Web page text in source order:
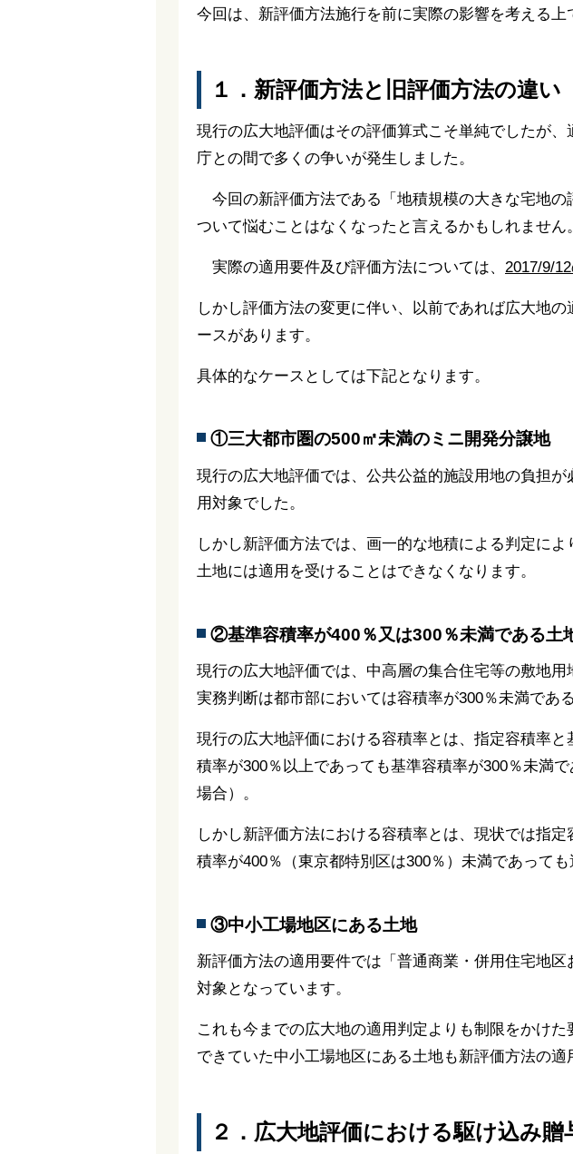
今回は、新評価方法施行を前に実際の影響を考える
１．新評価方法と旧評価方法の違い
現行の広大地評価はその評価算式こそ単純でしたが
庁との間で多くの争いが発生しました。
今回の新評価方法である「地積規模の大きな宅地
ついて悩むことはなくなったと言えるかもしれません。
実際の適用要件及び評価方法については、 2017/9/
しかし評価方法の変更に伴い、以前であれば広大地
ースがあります。
具体的なケースとしては下記となります。
①三大都市圏の500㎡未満のミニ開発分譲地
現行の広大地評価では、公共公益的施設用地の負担
用対象でした。
しかし新評価方法では、画一的な地積による判定に
土地には適用を受けることはできなくなります。
②基準容積率が400％又は300％未満である土
現行の広大地評価では、中高層の集合住宅等の敷地
実務判断は都市部においては容積率が300％未満であ
現行の広大地評価における容積率とは、指定容積率
積率が300％以上であっても基準容積率が300％未満
場合）。
しかし新評価方法における容積率とは、現状では指
積率が400％（東京都特別区は300％）未満であって
③中小工場地区にある土地
新評価方法の適用要件では「普通商業・併用住宅地
対象となっています。
これも今までの広大地の適用判定よりも制限をかけ
できていた中小工場地区にある土地も新評価方法の
２．広大地評価における駆け込み贈